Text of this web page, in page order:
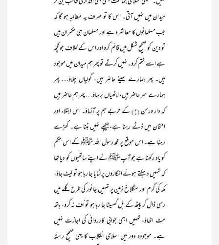
میدان میں نہیں آتی۔ اس کا تو صرف یہ مطالبہ ہو گا کہ
جب مسلمانوں کا معاشرہ ہے اور مسلمان ہی حکمران ہیں
تو دین کو صحیح شکل میں قائم کرو اور اس کے خلاف جو کچھ
ہے اسے ختم کرو۔ نہیں کرتے تو پھر ہم میدان میں موجود
ہیں۔ پھر ہمارے سینے حاضر ہیں، گولیاں چلاؤ… پھر
ہمارے سر حاضر ہیں، لاٹھیاں برساؤ… پھر ہم حاضر ہیں
کہ دار ورسن(۱) کے حربے ہم پر آزماؤ۔ اس ابتلاء اور
امتحان میں ڈٹے رہنا ہے، پیچھے نہیں ہٹنا ہے۔ کھڑے
رہنا ہے۔ اس موقع پر محمد رسول اللہ ﷺ کے اس حکم
کو یاد رکھنا ہے جو آپﷺ نے اپنے ساتھیوں کو دیا تھا
کہ تمہیں دہکتے ہوئے انگاروں پر لٹایا جا رہا ہو تو لیٹ جاؤ،
مکہ کی گرم اور سنگلاخ زمین پر تمہیں جانور کی طرح گلے میں
رسی ڈال کر پیٹھ کے بل گھسیٹا جا رہا ہو تو اُف نہ کرو، ہاتھ
مت اٹھاؤ، تمہیں ابھی جوابی کارروائی کی اجازت نہیں
ہے۔ موجودہ دور میں اسلامی انقلاب کا یہی صحیح راستہ